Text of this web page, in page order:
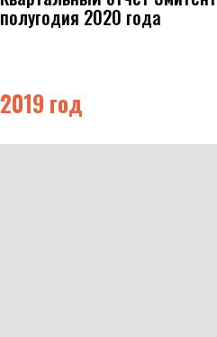
полугодия 2020 года
2019 год